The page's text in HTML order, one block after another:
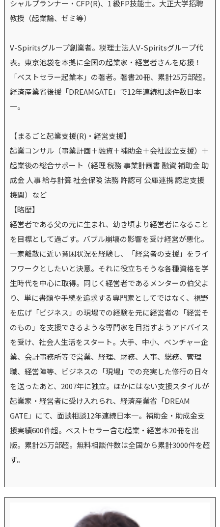
シャルプランナー・CFP(R)、1 級FP技能士。大正大学招聘
教授（起業論、ゼミ等）
V-Spiritsグループ創業者。税理士法人V-Spiritsグループ代
表。東京池袋を本拠に全国の起業家・経営者さんを応援！
「ベストセラー起業本」の著者。著書20冊、累計25万部超。
経済産業省後援「DREAMGATE」で12年連続相談件数日本
一。
【まるごと起業支援(R)・経営支援】
起業コンサル（事業計画＋融資＋補助金＋会社設立支援）＋
起業後の総合サポート（経理 税務 事業計画書 融資 補助金 助
成金 人事 給与計算 社会保険 法務 許認可 公庫連携 認定支援
機関）など
【略歴】
経営者である父の元に生まれ、幼き頃より経営者になること
を目標として過ごす。バブル崩壊の影響を受け経営が悪化。
一家離散に近い貧困状況を経験し、「経営者の支援」をライ
フワークとしたいと決意。それに役立ちそうな各種資格を学
生時代を中心に取得。同じく経営者であるメンターの伯父よ
り、単に書類や手続を追求する専門家としてではなく、視野
を広げ「ビジネス」の現場での経験を元に経営者の「経営そ
のもの」を支援できるような専門家を目指すようアドバイス
を受け、社会人生活をスタート。大手、中小、ベンチャー企
業、会計事務所等で営業、経理、財務、人事、総務、管理
職、経営陣等、ビジネスの「現場」での充実した修行の日々
を送ったあと、2007年に独立。ほかにはない支援スタイルが
起業家・経営者に受け入れられ、経済産業省「DREAM
GATE」にて、面談相談12年連続日本一。補助金・助成金支
援実績600件超。ベストセラー含む起業・経営本20冊を出
版。累計25万部超。無料相談件数は全国から累計3000件を超
す。